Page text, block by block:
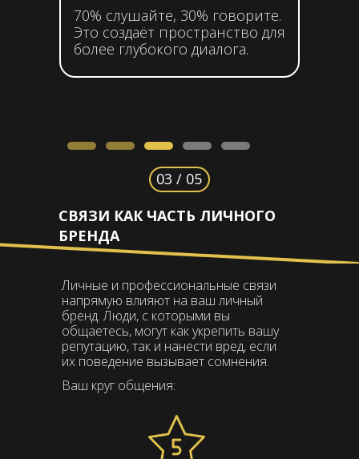
70% слушайте, 30% говорите.
Это создаёт пространство для
более глубокого диалога.
03 / 05
СВЯЗИ КАК ЧАСТЬ ЛИЧНОГО
БРЕНДА
Личные и профессиональные связи
напрямую влияют на ваш личный
бренд. Люди, с которыми вы
общаетесь, могут как укрепить вашу
репутацию, так и нанести вред, если
их поведение вызывает сомнения.
Ваш круг общения: